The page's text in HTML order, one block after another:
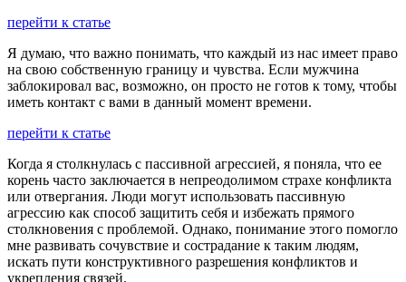
перейти к статье
Я думаю, что важно понимать, что каждый из нас имеет право
на свою собственную границу и чувства. Если мужчина
заблокировал вас, возможно, он просто не готов к тому, чтобы
иметь контакт с вами в данный момент времени.
перейти к статье
Когда я столкнулась с пассивной агрессией, я поняла, что ее
корень часто заключается в непреодолимом страхе конфликта
или отвергания. Люди могут использовать пассивную
агрессию как способ защитить себя и избежать прямого
столкновения с проблемой. Однако, понимание этого помогло
мне развивать сочувствие и сострадание к таким людям,
искать пути конструктивного разрешения конфликтов и
укрепления связей.